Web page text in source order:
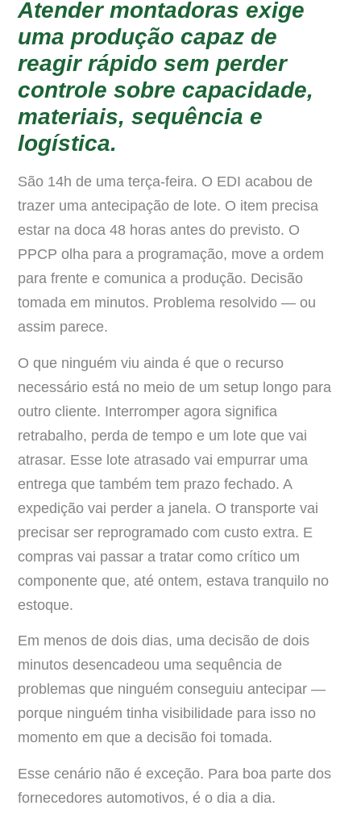
Atender montadoras exige
uma produção capaz de
reagir rápido sem perder
controle sobre capacidade,
materiais, sequência e
logística.
São 14h de uma terça-feira. O EDI acabou de
trazer uma antecipação de lote. O item precisa
estar na doca 48 horas antes do previsto. O
PPCP olha para a programação, move a ordem
para frente e comunica a produção. Decisão
tomada em minutos. Problema resolvido — ou
assim parece.
O que ninguém viu ainda é que o recurso
necessário está no meio de um setup longo para
outro cliente. Interromper agora significa
retrabalho, perda de tempo e um lote que vai
atrasar. Esse lote atrasado vai empurrar uma
entrega que também tem prazo fechado. A
expedição vai perder a janela. O transporte vai
precisar ser reprogramado com custo extra. E
compras vai passar a tratar como crítico um
componente que, até ontem, estava tranquilo no
estoque.
Em menos de dois dias, uma decisão de dois
minutos desencadeou uma sequência de
problemas que ninguém conseguiu antecipar —
porque ninguém tinha visibilidade para isso no
momento em que a decisão foi tomada.
Esse cenário não é exceção. Para boa parte dos
fornecedores automotivos, é o dia a dia.